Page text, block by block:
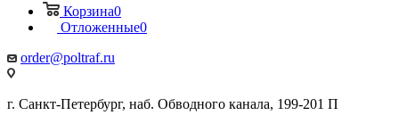
Корзина0
Отложенные0
order@poltraf.ru
г. Санкт-Петербург, наб. Обводного канала, 199-201 П